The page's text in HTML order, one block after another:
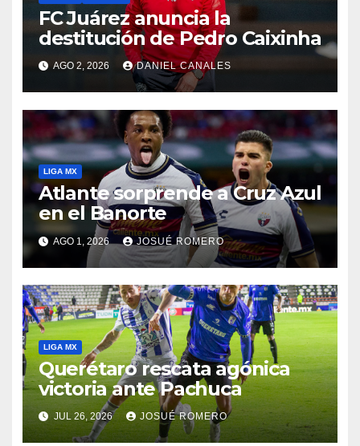
FC Juárez anuncia la
destitución de Pedro Caixinha
AGO 2, 2026 DANIEL CANALES
LIGA MX
Atlante sorprende a Cruz Azul
en el Banorte
AGO 1, 2026 JOSUÉ ROMERO
LIGA MX
Querétaro rescata agónica
victoria ante Pachuca
JUL 26, 2026 JOSUÉ ROMERO